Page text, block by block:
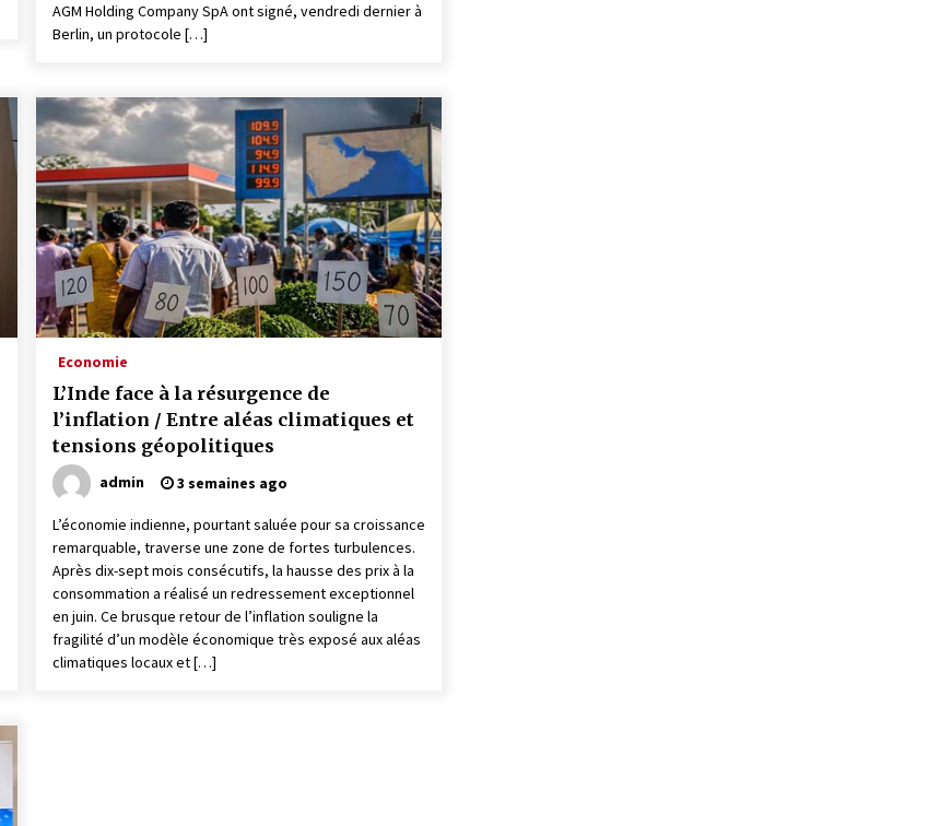
AGM Holding Company SpA ont signé, vendredi dernier à
Berlin, un protocole […]
Economie
L’Inde face à la résurgence de
l’inflation / Entre aléas climatiques et
tensions géopolitiques
admin 3 semaines ago
L’économie indienne, pourtant saluée pour sa croissance
remarquable, traverse une zone de fortes turbulences.
Après dix-sept mois consécutifs, la hausse des prix à la
consommation a réalisé un redressement exceptionnel
en juin. Ce brusque retour de l’inflation souligne la
fragilité d’un modèle économique très exposé aux aléas
climatiques locaux et […]